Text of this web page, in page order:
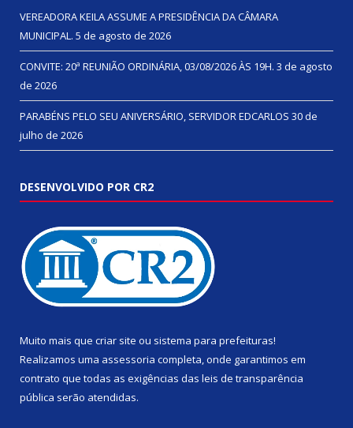
VEREADORA KEILA ASSUME A PRESIDÊNCIA DA CÂMARA
MUNICIPAL. 5 de agosto de 2026
CONVITE: 20ª REUNIÃO ORDINÁRIA, 03/08/2026 ÀS 19H. 3 de agosto
de 2026
PARABÉNS PELO SEU ANIVERSÁRIO, SERVIDOR EDCARLOS 30 de
julho de 2026
DESENVOLVIDO POR CR2
Muito mais que criar site ou sistema para prefeituras!
Realizamos uma assessoria completa, onde garantimos em
contrato que todas as exigências das leis de transparência
pública serão atendidas.